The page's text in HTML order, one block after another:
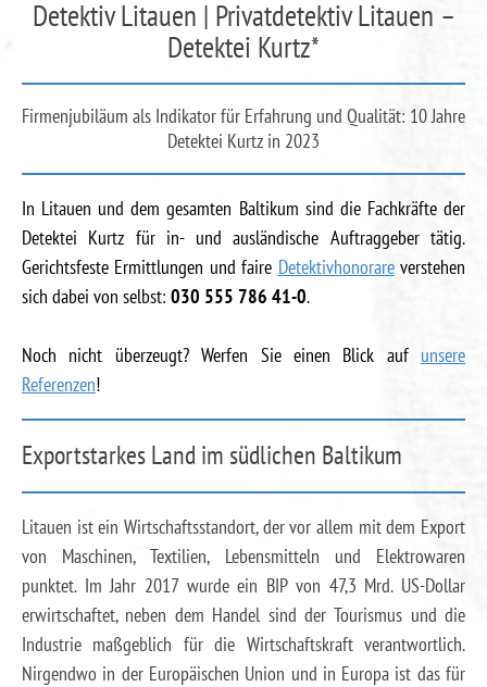
Detektiv Litauen | Privatdetektiv Litauen –
Detektei Kurtz*
Firmenjubiläum als Indikator für Erfahrung und Qualität: 10 Jahre
Detektei Kurtz in 2023
In Litauen und dem gesamten Baltikum sind die Fachkräfte der
Detektei Kurtz für in- und ausländische Auftraggeber tätig.
Gerichtsfeste Ermittlungen und faire Detektivhonorareverstehen
sich dabei von selbst: 030 555 786 41-0.
Noch nicht überzeugt? Werfen Sie einen Blick auf unsere
Referenzen!
Exportstarkes Land im südlichen Baltikum
Litauen ist ein Wirtschaftsstandort, der vor allem mit dem Export
von Maschinen, Textilien, Lebensmitteln und Elektrowaren
punktet. Im Jahr 2017 wurde ein BIP von 47,3 Mrd. US-Dollar
erwirtschaftet, neben dem Handel sind der Tourismus und die
Industrie maßgeblich für die Wirtschaftskraft verantwortlich.
Nirgendwo in der Europäischen Union und in Europa ist das für